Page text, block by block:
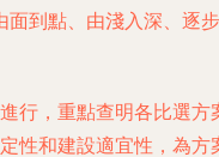
面到點、由淺入深、逐步
行，重點查明各比選方
性和建設適宜性，為方